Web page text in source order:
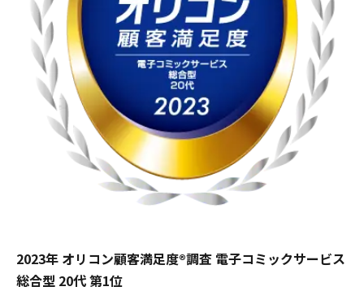
2023年 オリコン顧客満足度®調査 電子コミックサービス
総合型 20代 第1位